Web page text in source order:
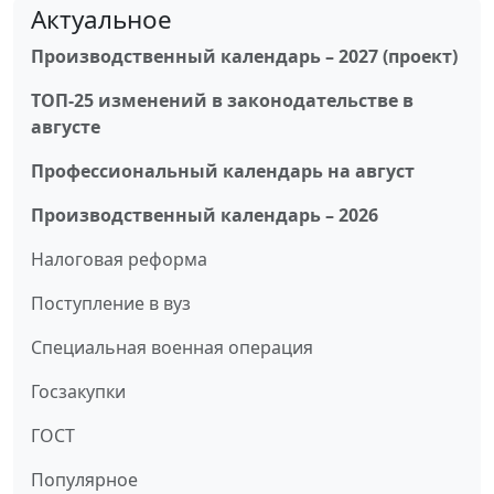
Актуальное
Производственный календарь – 2027 (проект)
ТОП-25 изменений в законодательстве в
августе
Профессиональный календарь на август
Производственный календарь – 2026
Налоговая реформа
Поступление в вуз
Специальная военная операция
Госзакупки
ГОСТ
Популярное